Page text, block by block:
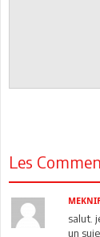
Les
salut.
un